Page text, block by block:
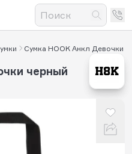
Сумка HOOK Анкл Девочки
черный